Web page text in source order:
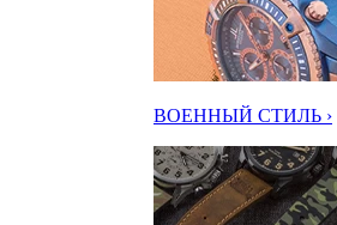
ВОЕННЫЙ СТИЛЬ ›